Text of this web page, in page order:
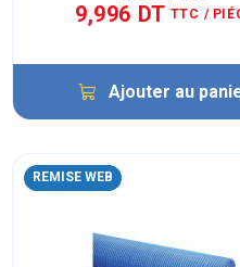
9,996 DT TTC /
Ajouter au
REMISE WEB